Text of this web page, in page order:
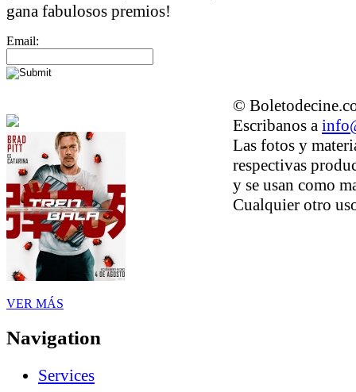
gana fabulosos premios!
Email:
VER MÁS
Navigation
Services
©
Escribanos a
Las fotos y
respectivas
y se usan como
Cualquier otro